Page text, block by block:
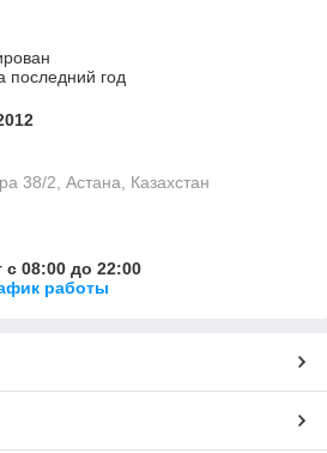
последний год
38/2, Астана, Казахстан
с 08:00 до 22:00
работы